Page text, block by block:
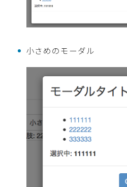
小さめのモーダル